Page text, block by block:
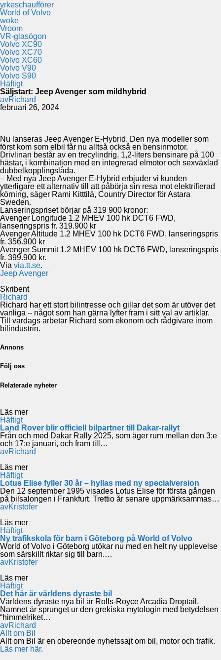
yrkeschaufförer
World of Volvo
woke
Vroom
VR-glasögon
Volvo XC90
Volvo XC70
Volvo XC60
Volvo V90
Volvo S90
Häftigt
Säljstart: Jeep Avenger som mildhybrid
avRichard
februari 26, 2024
Nu lanseras Jeep Avenger E-Hybrid. Den nya modeller som
först kom som elbil får nu alltså också en bensinmotor.
Drivlinan består av en trecylindrig, 1,2-liters bensinare på 100
hästar, i kombination med en integrerad elmotor och sexväxlad
dubbelkopplingslåda.
– Med nya Jeep Avenger E-Hybrid erbjuder vi kunden
ytterligare ett alternativ till att påbörja sin resa mot elektrifierad
körning, säger Rami Kitttilä, Country Director för Astara
Sweden.
Lanseringspriset börjar på 319 900 kronor:
Avenger Longitude 1.2 MHEV 100 hk DCT6 FWD,
lanseringspris fr. 319.900 kr
Avenger Altitude 1.2 MHEV 100 hk DCT6 FWD, lanseringspris
fr. 356.900 kr
Avenger Summit 1.2 MHEV 100 hk DCT6 FWD, lanseringspris
fr. 399.900 kr.
Via via.tt.se.
Jeep Avenger
Skribent
Richard
Richard har ett stort bilintresse och gillar det som är utöver det
vanliga – något som han gärna lyfter fram i sitt val av artiklar.
Till vardags arbetar Richard som ekonom och rådgivare inom
bilindustrin.
Annons
Följ oss
Relaterade nyheter
Läs mer
Häftigt
Land Rover blir officiell bilpartner till Dakar-rallyt
Från och med Dakar Rally 2025, som äger rum mellan den 3:e
och 17:e januari, och fram till…
avRichard
Läs mer
Häftigt
Lotus Elise fyller 30 år – hyllas med ny specialversion
Den 12 september 1995 visades Lotus Elise för första gången
på bilsalongen i Frankfurt. Trettio år senare uppmärksammas…
avKristofer
Läs mer
Häftigt
Ny trafikskola för barn i Göteborg på World of Volvo
World of Volvo i Göteborg utökar nu med en helt ny upplevelse
som särskillt riktar sig till barn.…
avKristofer
Läs mer
Häftigt
Det här är världens dyraste bil
Världens dyraste nya bil är Rolls-Royce Arcadia Droptail.
Namnet är sprunget ur den grekiska mytologin med betydelsen
“himmelriket…
avRichard
Allt om Bil
Allt om Bil är en obereonde nyhetssajt om bil, motor och trafik.
Läs mer här.